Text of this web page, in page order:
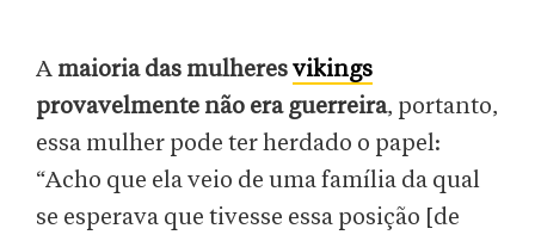
A maioria das mulheresvikings
provavelmente não era guerreira, portanto,
essa mulher pode ter herdado o papel:
“Acho que ela veio de uma família da qual
se esperava que tivesse essa posição [de